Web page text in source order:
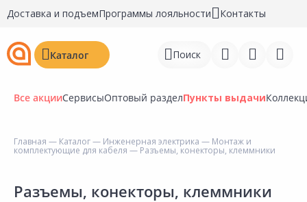
Доставка и подъемПрограммы лояльности Контакты
Каталог Поиск
Регистрация
Все акцииСервисыОптовый разделПункты выдачи
Главная — Каталог— Инженерная электрика — Монтаж и
комплектующие для кабеля — Разъемы, конекторы, клеммники
Разъемы, конекторы, клеммники